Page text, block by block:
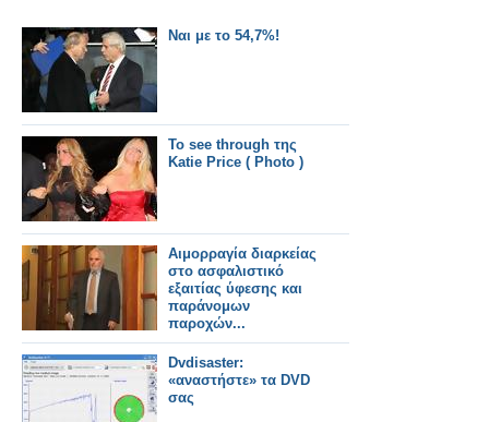
Ναι με το 54,7%!
Το see through της
Katie Price ( Photo )
Αιμορραγία διαρκείας
στο ασφαλιστικό
εξαιτίας ύφεσης και
παράνομων
παροχών...
Dvdisaster:
«αναστήστε» τα DVD
σας